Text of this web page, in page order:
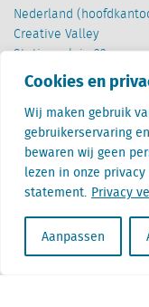
Cookies en
Wij maken gebruik
gebruikerservaring
bewaren wij geen
lezen in onze
statement. Privacy
Aanpassen
Nederland
Creative Valley
Stationsplein 32
3511 ED Utrecht
België
Cantersteen 47
1000 Brussel